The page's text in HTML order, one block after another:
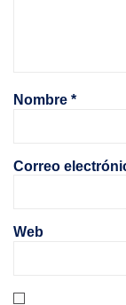
Nombre *
Correo
Web